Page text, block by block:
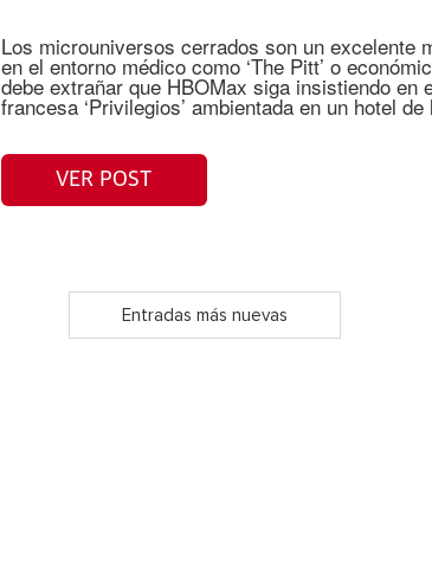
Los microuniversos cerrados son un excelente
en el entorno médico como ‘The Pitt’ o
debe extrañar que HBOMax siga insistiendo
francesa ‘Privilegios’ ambientada en un hotel
VER POST
Entradas más nuevas